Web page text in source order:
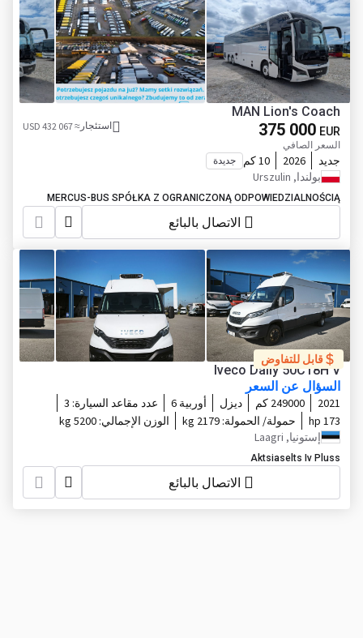
MAN Lion's Coach
375 000 EUR
السعر الصافي
استئجار ≈ 432 067 USD
جديد 2026 10 كم جديدة
بولندا, Urszulin
MERCUS-BUS SPÓŁKA Z OGRANICZONĄ ODPOWIEDZIALNOŚCIĄ
الاتصال بالبائع
قابل للتفاوض
Iveco Daily 50C18H V
السؤال عن السعر
2021 249000 كم ديزل أوربية 6 عدد مقاعد السيارة: 3
173 hp
حمولة/ الحمولة: 2179 kg الوزن الإجمالي: 5200 kg
إستونيا, Laagri
Aktsiaselts Iv Pluss
الاتصال بالبائع